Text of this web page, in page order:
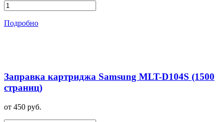
Подробно
Заправка картриджа Samsung MLT-D104S (1500
страниц)
от 450 руб.